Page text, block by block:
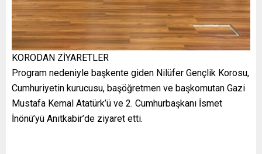
KORODAN ZİYARETLER
Program nedeniyle başkente giden Nilüfer Gençlik Korosu,
Cumhuriyetin kurucusu, başöğretmen ve başkomutan Gazi
Mustafa Kemal Atatürk’ü ve 2. Cumhurbaşkanı İsmet
İnönü’yü Anıtkabir’de ziyaret etti.